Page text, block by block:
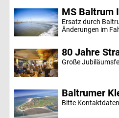
MS Baltrum
Ersatz durch
Änderungen im
80 Jahre
Große
Baltrumer
Bitte